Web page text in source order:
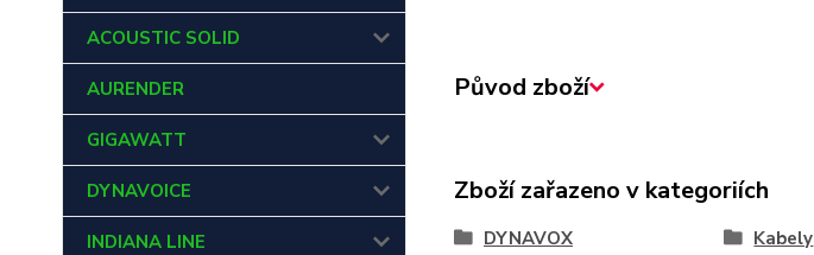
ACOUSTIC SOLID
AURENDER
GIGAWATT
DYNAVOICE
INDIANA LINE
Původ zboží
Zboží zařazeno v kategoriích
DYNAVOX Kabely